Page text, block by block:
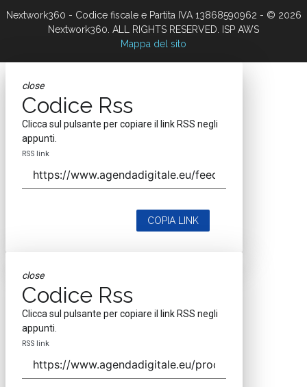
Nextwork360 - Codice fiscale e Partita IVA 13868590962 - © 2026
Nextwork360. ALL RIGHTS RESERVED. ISP AWS
Mappa del sito
close
Codice Rss
Clicca sul pulsante per copiare il link RSS negli
appunti.
RSS link
COPIA LINK
close
Codice Rss
Clicca sul pulsante per copiare il link RSS negli
appunti.
RSS link